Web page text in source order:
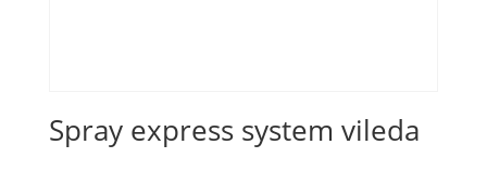
Spray express system vileda